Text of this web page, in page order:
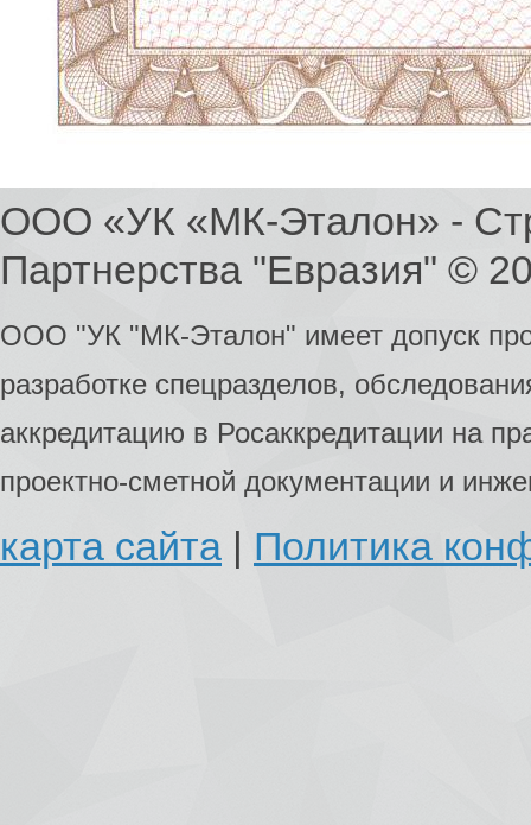
ООО «УК «МК-Эталон» -
Партнерства "Евразия" ©
ООО "УК "МК-Эталон" имеет допуск
разработке спецразделов,
аккредитацию в Росаккредитации на
проектно-сметной документации и
карта сайта Политика